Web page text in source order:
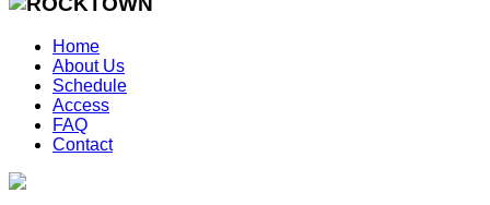
Home
About Us
Schedule
Access
FAQ
Contact